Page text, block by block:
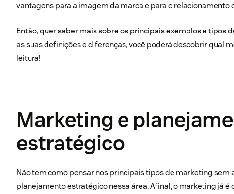
vantagens para a imagem da marca e para o relacionamento
Então, quer saber mais sobre os principais exemplos e tipos
as suas definições e diferenças, você poderá descobrir qual
leitura!
Marketing e
estratégico
Não tem como pensar nos principais tipos de marketing
planejamento estratégico nessa área. Afinal, o marketing já